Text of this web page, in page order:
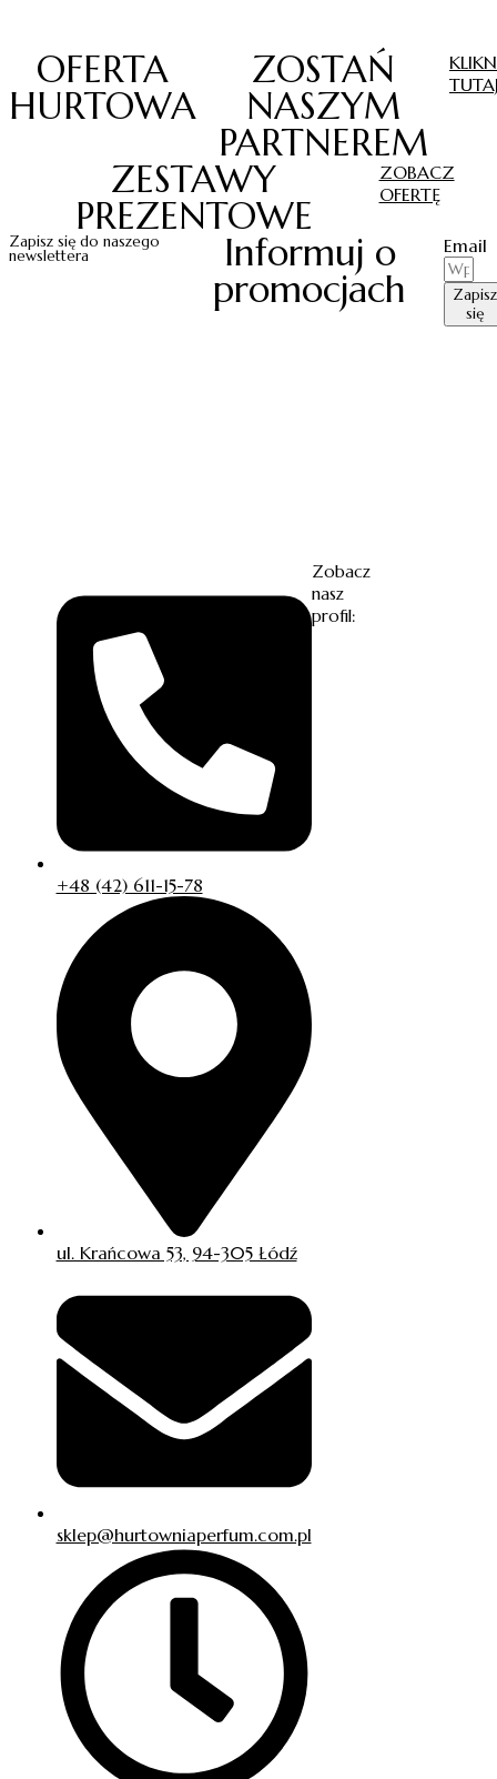
OFERTA
HURTOWA
ZOSTAŃ
NASZYM
PARTNEREM
ZESTAWY
PREZENTOWE
ZOBACZ
OFERTĘ
Zapisz się do naszego
newslettera
Informuj o
promocjach
Email
Zapisz
się
+48 (42) 611-15-78
ul. Krańcowa 53, 94-305 Łódź
sklep@hurtowniaperfum.com.pl
Zobacz
nasz
profil: